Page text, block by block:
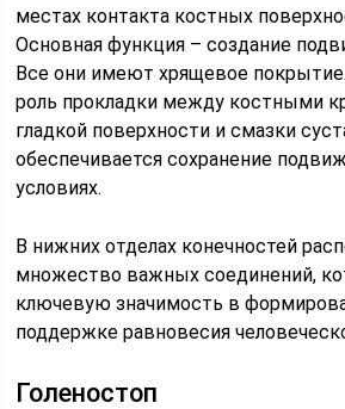
местах контакта костных
Основная функция – создание
Все они имеют хрящевое
роль прокладки между костными
гладкой поверхности и смазки
обеспечивается сохранение
условиях.
В нижних отделах конечностей
множество важных соединений,
ключевую значимость в
поддержке равновесия
Голеностоп